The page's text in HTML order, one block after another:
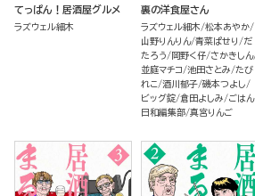
てっぱん！居酒屋グルメ
ラズウェル細木
裏の洋食屋さん
ラズウェル細木 松本あやか
山野りんりん 青菜ぱせり
だ
たろう
岡野く仔 さかきしん
並庭マチコ 池田さとみ たび
れこ 酒川郁子 磯本つよし
ビッグ錠 倉田よしみ
ごはん
日和編集部 真宮りんご